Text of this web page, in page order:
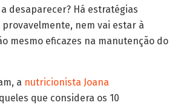
desaparecer? Há estratégias
nem vai estar à
mesmo eficazes na manutenção do
a nutricionista Joana
que considera os 10